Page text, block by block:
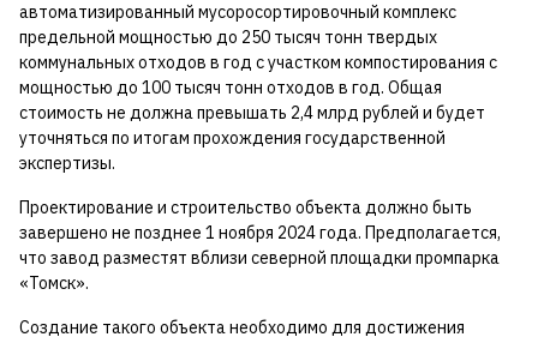
автоматизированный мусоросортировочный комплекс
предельной мощностью до 250 тысяч тонн твердых
коммунальных отходов в год с участком компостирования с
мощностью до 100 тысяч тонн отходов в год. Общая
стоимость не должна превышать 2,4 млрд рублей и будет
уточняться по итогам прохождения государственной
экспертизы.
Проектирование и строительство объекта должно быть
завершено не позднее 1 ноября 2024 года. Предполагается,
что завод разместят вблизи северной площадки промпарка
«Томск».
Создание такого объекта необходимо для достижения